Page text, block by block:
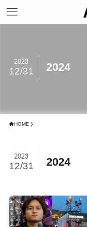
2024
2023
12/31
HOME
2024
2023
12/31